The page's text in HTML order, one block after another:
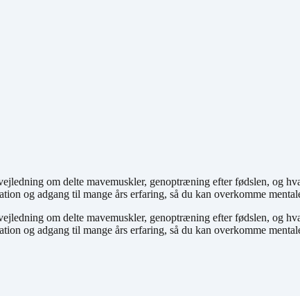
om delte mavemuskler, genoptræning efter fødslen, og
og adgang til mange års erfaring, så du kan overkomme
om delte mavemuskler, genoptræning efter fødslen, og
og adgang til mange års erfaring, så du kan overkomme